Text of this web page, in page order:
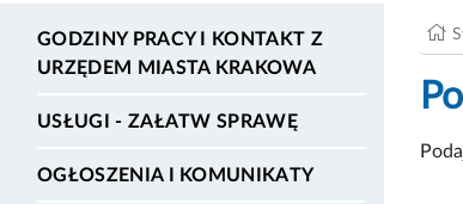
GODZINY PRACY I KONTAKT Z
URZĘDEM MIASTA KRAKOWA
USŁUGI - ZAŁATW SPRAWĘ
OGŁOSZENIA I KOMUNIKATY